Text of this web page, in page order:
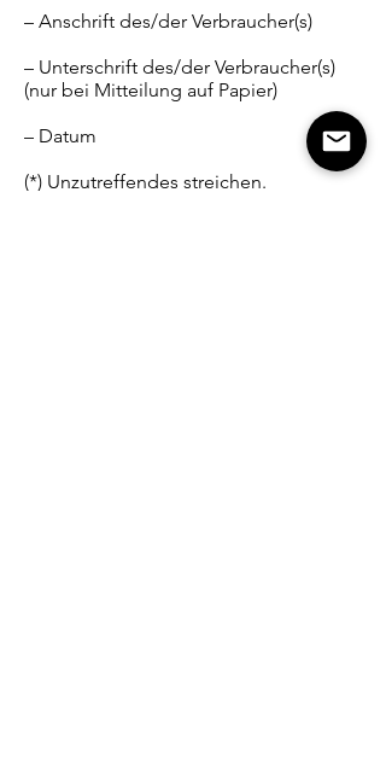
– Anschrift des/der Verbraucher(s)
– Unterschrift des/der Verbraucher(s)
(nur bei Mitteilung auf Papier)
– Datum
(*) Unzutreffendes streichen.